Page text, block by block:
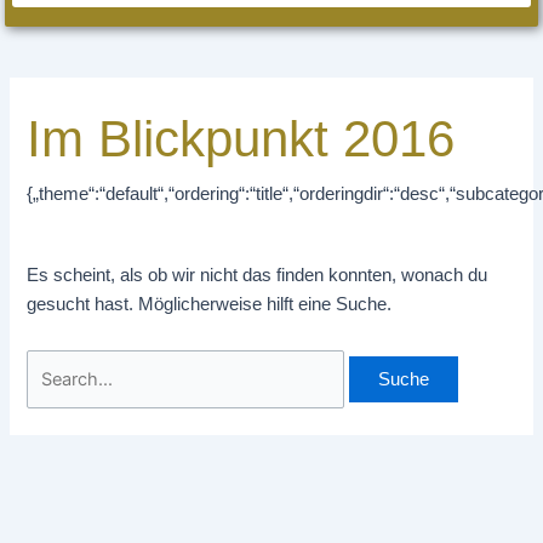
Im Blickpunkt 2016
Es scheint, als ob wir nicht das finden konnten, wonach du
gesucht hast. Möglicherweise hilft eine Suche.